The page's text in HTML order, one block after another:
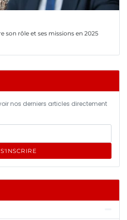
son rôle et ses missions en 2025
nos derniers articles directement
S'INSCRIRE